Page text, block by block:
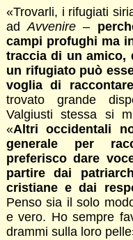
«Trovarli, i rifugiati
ad Avvenire–
campi profughi ma
traccia di un amico,
un rifugiato può
voglia di
trovato grande
Valgiusti stessa si
«Altri occidentali
generale per
preferisco dare
partire dai
cristiane e dai
Penso sia il solo
e vero. Ho sempre
drammi sulla loro